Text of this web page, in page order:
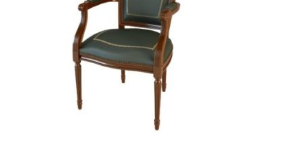
Art&Moble 01003 Кресло неподвиж...
3 411,87